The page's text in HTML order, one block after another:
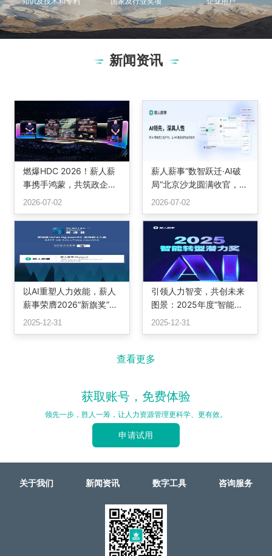
新闻资讯
燃爆HDC 2026！薪人薪
事携手鸿蒙，共筑政企办
公智慧底座
2026-07-02
薪人薪事“数智跃迁·AI破
局”北京沙龙圆满收官，三
位专家共话组织重构与智
2026-07-02
以AI重塑人力效能，薪人
薪事荣膺2026“新旗奖”最
佳解决方案，定义智能HR
2025-12-31
引领人力智变，共创未来
图景：2025年度“智能转
型潜力奖”颁奖
2025-12-31
查看更多
获取账号，免费体验
领先一步，胜人一筹，让人力资源管理更科学、更有效。
申请试用
关于我们 新闻资讯 数字工具 咨询服务